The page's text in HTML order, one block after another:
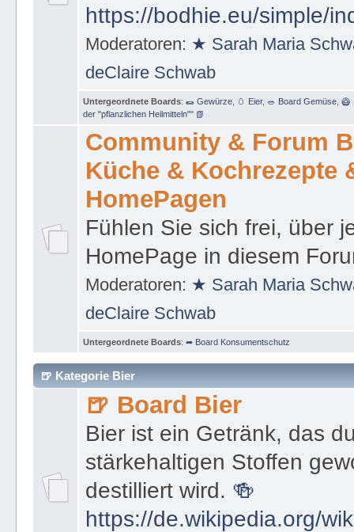
https://bodhie.eu/simple/
Moderatoren: ★ Sarah Maria
deClaire Schwab
Untergeordnete Boards: 🌯 Gewürze, 🥚 Eier, 🥗 Board Gemüse, 🥝
der "pflanzlichen Heilmitteln"" 📗
Community & Forum
Küche & Kochrezepte
HomePagen
Fühlen Sie sich frei, über
HomePage in diesem
Moderatoren: ★ Sarah Maria
deClaire Schwab
Untergeordnete Boards: ➦ Board Konsumentschutz
🍺 Kategorie Bier
🍺 Board Bier
Bier ist ein Getränk, das
stärkehaltigen Stoffen
destilliert wird. 🍻
https://de.wikipedia.org/